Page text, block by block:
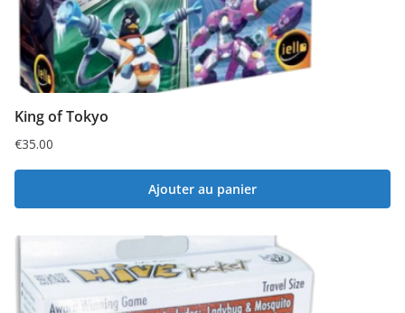
King of Tokyo
€35.00
Ajouter au panier